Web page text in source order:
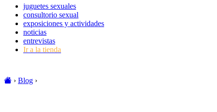
juguetes sexuales
consultorio sexual
exposiciones y actividades
noticias
entrevistas
Ir a la tienda
› Blog ›